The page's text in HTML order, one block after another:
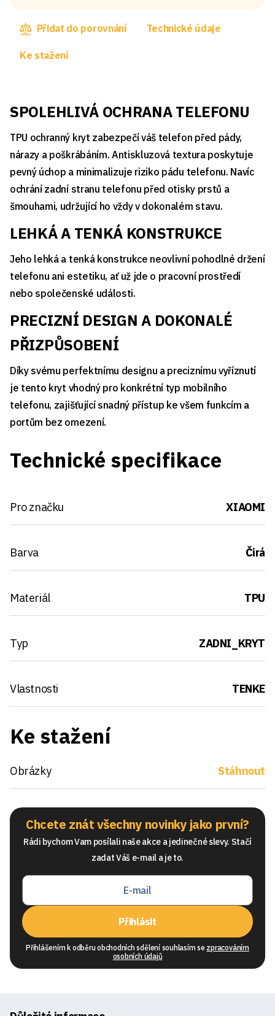
Přidat do porovnání Technické údaje
Ke stažení
SPOLEHLIVÁ OCHRANA TELEFONU
TPU ochranný kryt zabezpečí váš telefon před pády,
nárazy a poškrábáním. Antiskluzová textura poskytuje
pevný úchop a minimalizuje riziko pádu telefonu. Navíc
ochrání zadní stranu telefonu před otisky prstů a
šmouhami, udržující ho vždy v dokonalém stavu.
LEHKÁ A TENKÁ KONSTRUKCE
Jeho lehká a tenká konstrukce neovlivní pohodlné držení
telefonu ani estetiku, ať už jde o pracovní prostředí
nebo společenské události.
PRECIZNÍ DESIGN A DOKONALÉ
PŘIZPŮSOBENÍ
Díky svému perfektnímu designu a preciznímu vyříznutí
je tento kryt vhodný pro konkrétní typ mobilního
telefonu, zajišťující snadný přístup ke všem funkcím a
portům bez omezení.
Technické specifikace
Pro značku XIAOMI
Barva Čirá
Materiál TPU
Typ ZADNI_KRYT
Vlastnosti TENKE
Ke stažení
Obrázky Stáhnout
Chcete znát všechny novinky jako první?
Rádi bychom Vam posílali naše akce a jedinečné slevy. Stačí
zadat Váš e-mail a je to.
Přihlásit
Přihlášením k odběru obchodních sdělení souhlasím se zpracováním
osobních údajů